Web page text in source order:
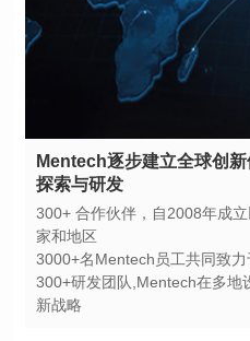
探索与研发
家和地区
3000+名Mentech员工共同致
新战略